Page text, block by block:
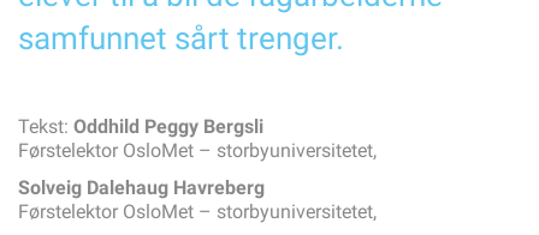
FORBUNDSLEDEREN
«Er du medlem av en fagforening?» Har du fått det
Skal bruke jobbmobiler med gjenkjennbar farge på dekslet
– Trenger bare tjenestetelefon
Kevin sørger for at nyansatte blir en del av gjengen
I denne regionen har de fagdager for veiledere
samfunnet sårt trenger.
Tekst: Oddhild Peggy Bergsli
Førstelektor OsloMet – storbyuniversitetet,
Solveig Dalehaug Havreberg
Førstelektor OsloMet – storbyuniversitetet,